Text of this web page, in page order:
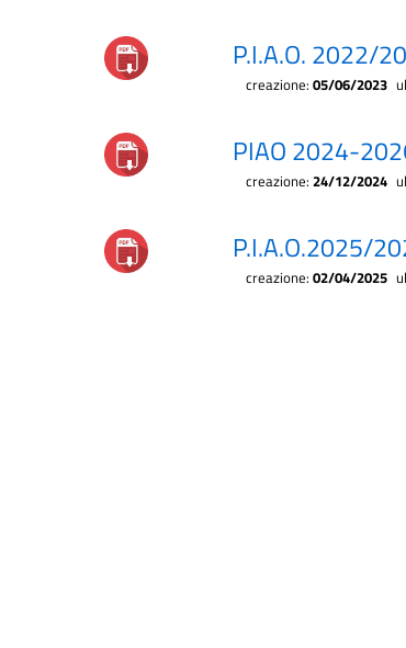
P.I.A.O. 2022/
creazione:05/06/2023
PIAO 2024-
creazione:24/12/2024
P.I.A.O.2025/
creazione:02/04/2025